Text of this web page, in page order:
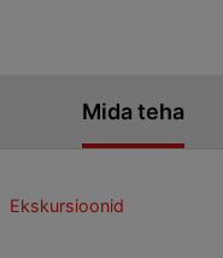
Mida teha
Ekskursioonid